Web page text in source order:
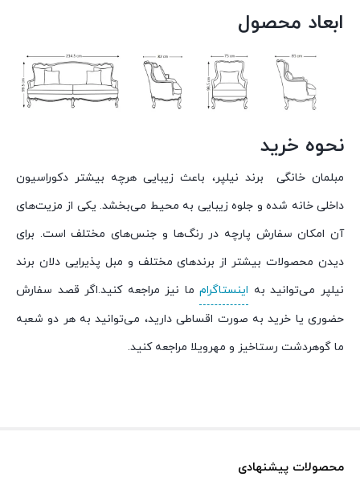
ابعاد محصول
نحوه خرید
مبلمان خانگی برند نیلپر، باعث زیبایی هرچه بیشتر دکوراسیون
داخلی خانه شده و جلوه زیبایی به محیط می‌بخشد. یکی از مزیت‌های
آن امکان سفارش پارچه در رنگ‌ها و جنس‌های مختلف است. برای
دیدن محصولات بیشتر از برندهای مختلف و مبل پذیرایی دلان برند
نیلپر می‌توانید به اینستاگرامما نیز مراجعه کنید.اگر قصد سفارش
حضوری یا خرید به صورت اقساطی دارید، می‌توانید به هر دو شعبه
ما گوهردشت رستاخیز و مهرویلا مراجعه کنید.
محصولات پیشنهادی